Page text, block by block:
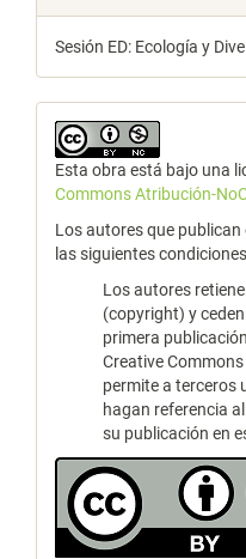
Sesión ED: Ecología y Dive
Esta obra está bajo una
Commons Atribución-
Los autores que publican
las siguientes
Los autores
(copyright) y
primera
Creative
permite a terceros
hagan referencia
su publicación en